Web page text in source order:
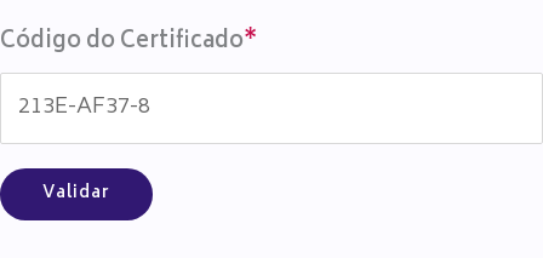
Código do Certificado*